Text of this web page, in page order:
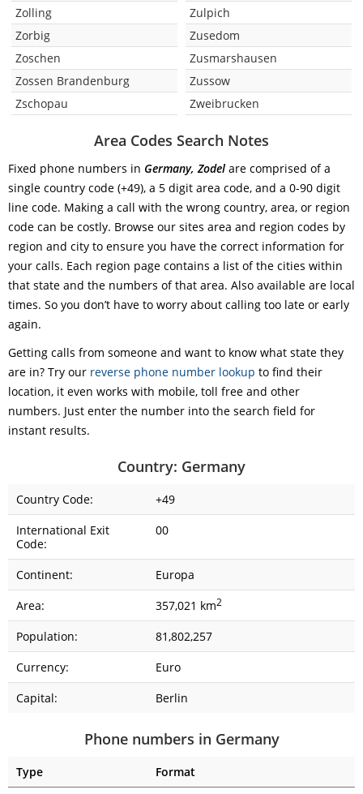
Zolling
Zorbig
Zoschen
Zossen Brandenburg
Zschopau
Zulpich
Zusedom
Zusmarshausen
Zussow
Zweibrucken
Area Codes Search Notes
Fixed phone numbers in Germany, Zodel are comprised of a
single country code (+49), a 5 digit area code, and a 0-90 digit
line code. Making a call with the wrong country, area, or region
code can be costly. Browse our sites area and region codes by
region and city to ensure you have the correct information for
your calls. Each region page contains a list of the cities within
that state and the numbers of that area. Also available are local
times. So you don’t have to worry about calling too late or early
again.
Getting calls from someone and want to know what state they
are in? Try our reverse phone number lookup to find their
location, it even works with mobile, toll free and other
numbers. Just enter the number into the search field for
instant results.
Country: Germany
Country Code:
+49
International Exit
Code:
00
Continent:
Europa
Area:
357,021 km2
Population:
81,802,257
Currency:
Euro
Capital:
Berlin
Phone numbers in Germany
Type
Format